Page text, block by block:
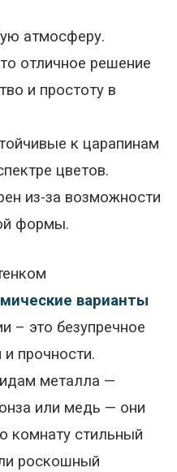
атмосферу.
отличное решение
и простоту в
к царапинам
цветов.
из-за возможности
формы.
варианты
– это безупречное
и прочности.
металла —
или медь — они
комнату стильный
роскошный